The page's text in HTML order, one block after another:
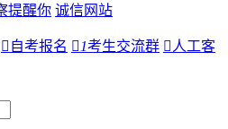
提醒你 诚信网站
 自考报名  1考生交流群  人工客